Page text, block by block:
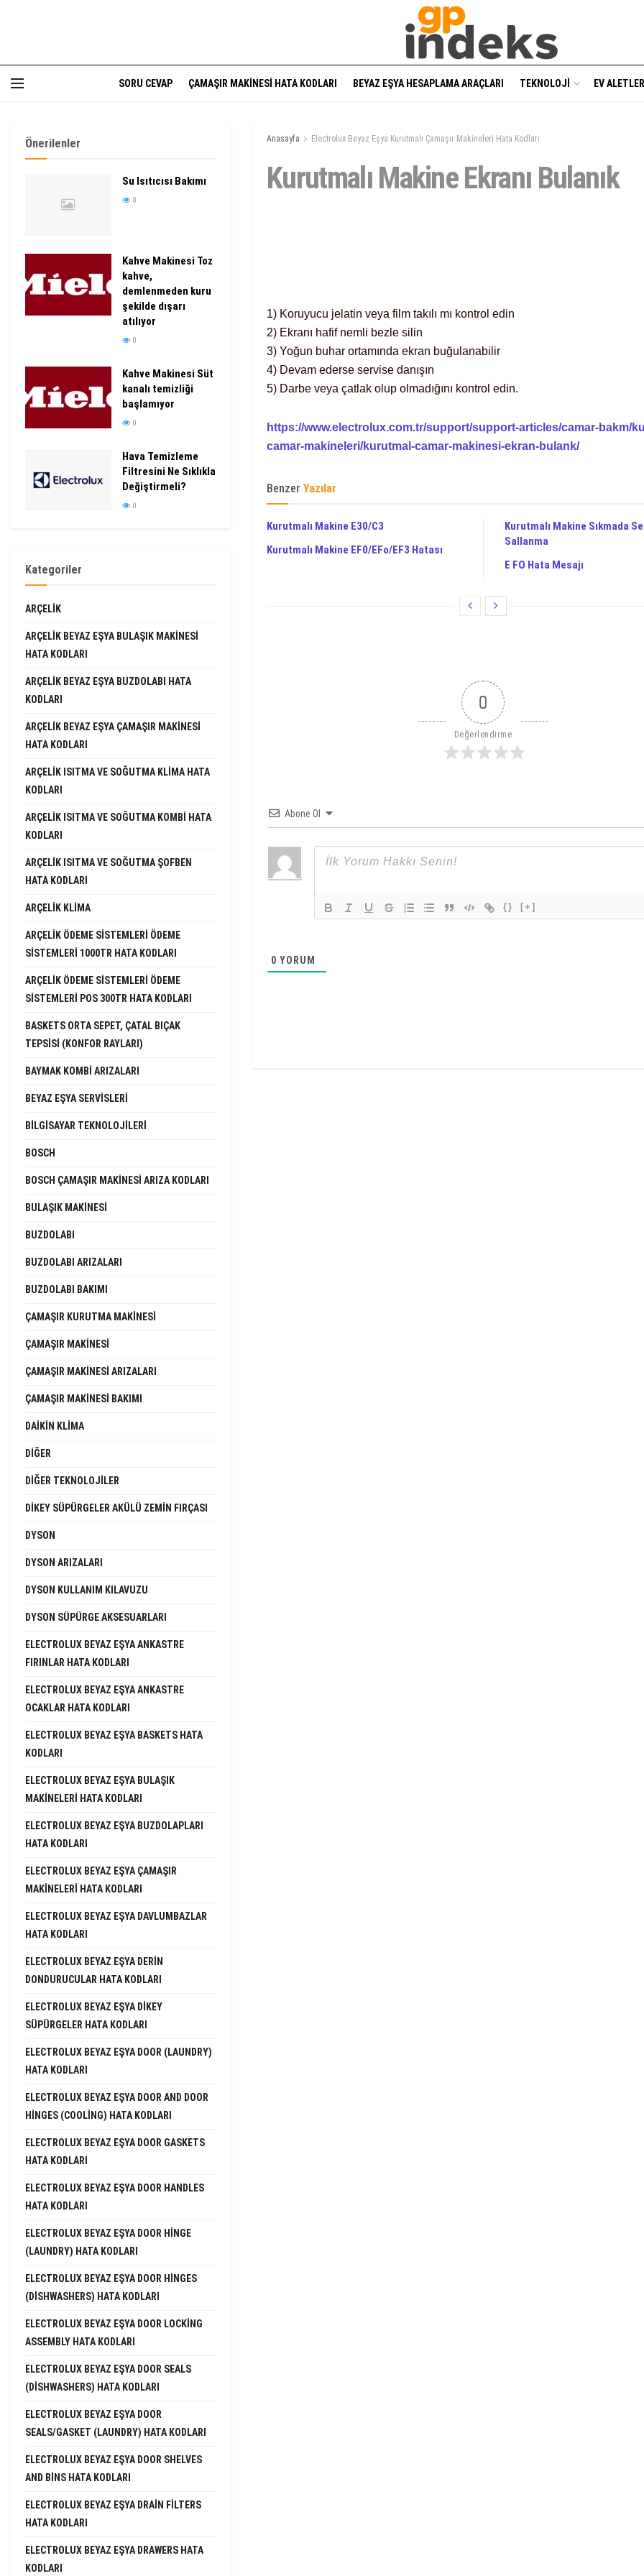
SORU CEVAP ÇAMAŞIR MAKINESI HATA KODLARI BEYAZ EŞYA HESAPLAMA ARAÇLARI TEKNOLOJI EV
Anasayfa Electrolux Beyaz Eşya Kurutmalı Çamaşır Makineleri Hata Kodları
Kurutmalı Makine Ekranı Bulanık
1) Koruyucu jelatin veya film takılı mı kontrol edin
2) Ekranı hafif nemli bezle silin
3) Yoğun buhar ortamında ekran buğulanabilir
4) Devam ederse servise danışın
5) Darbe veya çatlak olup olmadığını kontrol edin.
https://www.electrolux.com.tr/support/support-articles/camar-bakm/
camar-makineleri/kurutmal-camar-makinesi-ekran-bulank/
Benzer Yazılar
Kurutmalı Makine E30/C3
Kurutmalı Makine EF0/EFo/EF3 Hatası
Kurutmalı Makine Sıkmada
Sallanma
E FO Hata Mesajı
0
Değerlendirme
Abone Ol
{} [+]
0 YORUM
Önerilenler
Su Isıtıcısı Bakımı
0
Kahve Makinesi Toz
kahve,
demlenmeden kuru
şekilde dışarı
atılıyor
0
Kahve Makinesi Süt
kanalı temizliği
başlamıyor
0
Hava Temizleme
Filtresini Ne Sıklıkla
Değiştirmeli?
0
Kategoriler
ARÇELIK
ARÇELIK BEYAZ EŞYA BULAŞIK MAKINESI
HATA KODLARI
ARÇELIK BEYAZ EŞYA BUZDOLABI HATA
KODLARI
ARÇELIK BEYAZ EŞYA ÇAMAŞIR MAKINESI
HATA KODLARI
ARÇELIK ISITMA VE SOĞUTMA KLIMA HATA
KODLARI
ARÇELIK ISITMA VE SOĞUTMA KOMBI HATA
KODLARI
ARÇELIK ISITMA VE SOĞUTMA ŞOFBEN
HATA KODLARI
ARÇELIK KLIMA
ARÇELIK ÖDEME SISTEMLERI ÖDEME
SISTEMLERI 1000TR HATA KODLARI
ARÇELIK ÖDEME SISTEMLERI ÖDEME
SISTEMLERI POS 300TR HATA KODLARI
BASKETS ORTA SEPET, ÇATAL BIÇAK
TEPSISI (KONFOR RAYLARI)
BAYMAK KOMBI ARIZALARI
BEYAZ EŞYA SERVISLERI
BILGISAYAR TEKNOLOJILERI
BOSCH
BOSCH ÇAMAŞIR MAKINESI ARIZA KODLARI
BULAŞIK MAKINESI
BUZDOLABI
BUZDOLABI ARIZALARI
BUZDOLABI BAKIMI
ÇAMAŞIR KURUTMA MAKINESI
ÇAMAŞIR MAKINESI
ÇAMAŞIR MAKINESI ARIZALARI
ÇAMAŞIR MAKINESI BAKIMI
DAIKIN KLIMA
DIĞER
DIĞER TEKNOLOJILER
DIKEY SÜPÜRGELER AKÜLÜ ZEMIN FIRÇASI
DYSON
DYSON ARIZALARI
DYSON KULLANIM KILAVUZU
DYSON SÜPÜRGE AKSESUARLARI
ELECTROLUX BEYAZ EŞYA ANKASTRE
FIRINLAR HATA KODLARI
ELECTROLUX BEYAZ EŞYA ANKASTRE
OCAKLAR HATA KODLARI
ELECTROLUX BEYAZ EŞYA BASKETS HATA
KODLARI
ELECTROLUX BEYAZ EŞYA BULAŞIK
MAKINELERI HATA KODLARI
ELECTROLUX BEYAZ EŞYA BUZDOLAPLARI
HATA KODLARI
ELECTROLUX BEYAZ EŞYA ÇAMAŞIR
MAKINELERI HATA KODLARI
ELECTROLUX BEYAZ EŞYA DAVLUMBAZLAR
HATA KODLARI
ELECTROLUX BEYAZ EŞYA DERIN
DONDURUCULAR HATA KODLARI
ELECTROLUX BEYAZ EŞYA DIKEY
SÜPÜRGELER HATA KODLARI
ELECTROLUX BEYAZ EŞYA DOOR (LAUNDRY)
HATA KODLARI
ELECTROLUX BEYAZ EŞYA DOOR AND DOOR
HINGES (COOLING) HATA KODLARI
ELECTROLUX BEYAZ EŞYA DOOR GASKETS
HATA KODLARI
ELECTROLUX BEYAZ EŞYA DOOR HANDLES
HATA KODLARI
ELECTROLUX BEYAZ EŞYA DOOR HINGE
(LAUNDRY) HATA KODLARI
ELECTROLUX BEYAZ EŞYA DOOR HINGES
(DISHWASHERS) HATA KODLARI
ELECTROLUX BEYAZ EŞYA DOOR LOCKING
ASSEMBLY HATA KODLARI
ELECTROLUX BEYAZ EŞYA DOOR SEALS
(DISHWASHERS) HATA KODLARI
ELECTROLUX BEYAZ EŞYA DOOR
SEALS/GASKET (LAUNDRY) HATA KODLARI
ELECTROLUX BEYAZ EŞYA DOOR SHELVES
AND BINS HATA KODLARI
ELECTROLUX BEYAZ EŞYA DRAIN FILTERS
HATA KODLARI
ELECTROLUX BEYAZ EŞYA DRAWERS HATA
KODLARI